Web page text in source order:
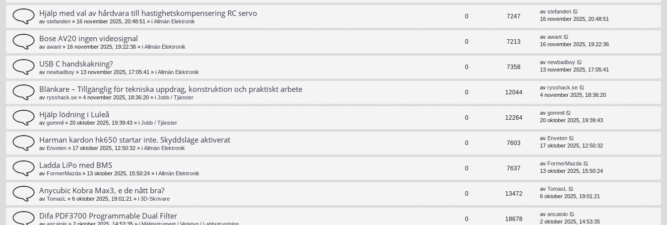
Hjälp med val av hårdvara till hastighetskompensering RC servo
av stefanden » 16 november 2025, 20:48:51 » i Allmän Elektronik
0 7247
av stefanden
16 november 2025, 20:48:51
Bose AV20 ingen videosignal
av awant » 16 november 2025, 19:22:36 » i Allmän Elektronik
0 7213
av awant
16 november 2025, 19:22:36
USB C handskakning?
av newbadboy » 13 november 2025, 17:05:41 » i Allmän Elektronik
0 7358
av newbadboy
13 november 2025, 17:05:41
Blänkare – Tillgänglig för tekniska uppdrag, konstruktion och praktiskt arbete
av rysshack.se » 4 november 2025, 18:36:20 » i Jobb / Tjänster
0 12044
av rysshack.se
4 november 2025, 18:36:20
Hjälp lödning i Luleå
av gommil » 20 oktober 2025, 19:39:43 » i Jobb / Tjänster
0 12264
av gommil
20 oktober 2025, 19:39:43
Harman kardon hk650 startar inte. Skyddsläge aktiverat
av Enveten » 17 oktober 2025, 12:50:32 » i Allmän Elektronik
0 7603
av Enveten
17 oktober 2025, 12:50:32
Ladda LiPo med BMS
av FormerMazda » 13 oktober 2025, 15:50:24 » i Allmän Elektronik
0 7637
av FormerMazda
13 oktober 2025, 15:50:24
Anycubic Kobra Max3, e de nått bra?
av TomasL » 6 oktober 2025, 19:01:21 » i 3D-Skrivare
0 13472
av TomasL
6 oktober 2025, 19:01:21
Difa PDF3700 Programmable Dual Filter 0 18678
av ancatolo
2 oktober 2025, 14:53:35